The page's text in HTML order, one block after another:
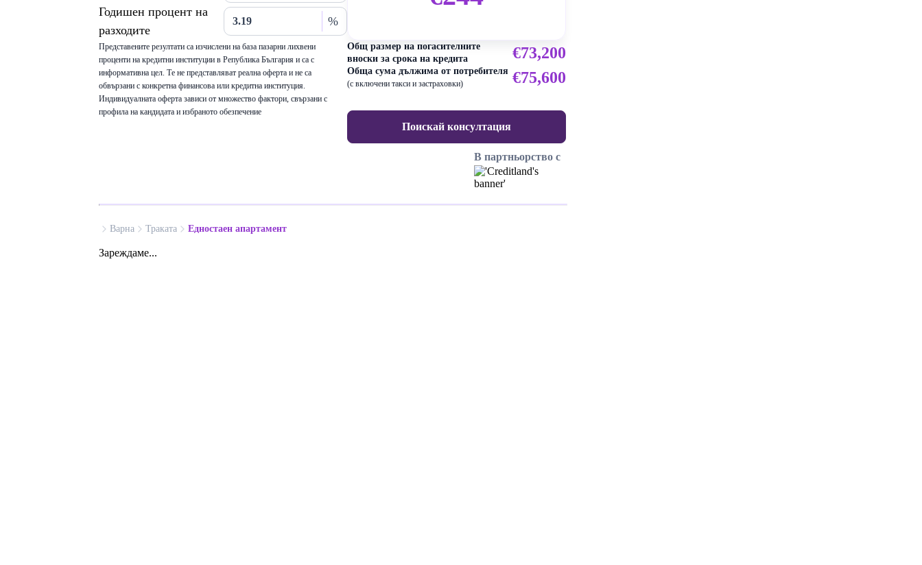
Годишен процент на
разходите
%
Представените резултати са изчислени на база пазарни лихвени
проценти на кредитни институции в Република България и са с
информативна цел. Те не представляват реална оферта и не са
обвързани с конкретна финансова или кредитна институция.
Индивидуалната оферта зависи от множество фактори, свързани с
профила на кандидата и избраното обезпечение
Общ размер на погасителните
вноски за срока на кредита
€73,200
Обща сума дължима от потребителя
(с включени такси и застраховки) €75,600
Поискай консултация
В партньорство с
Варна Траката Едностаен апартамент
Зареждаме...